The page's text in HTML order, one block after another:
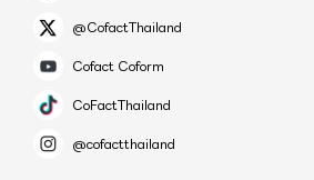
@CofactThailand
Cofact Coform
CoFactThailand
@cofactthailand